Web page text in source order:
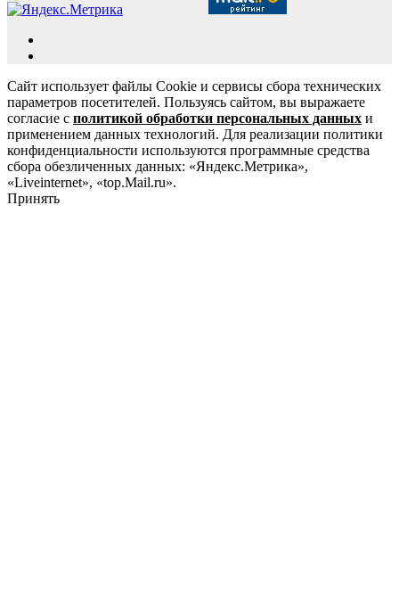
Сайт использует файлы Cookie и сервисы сбора технических
параметров посетителей. Пользуясь сайтом, вы выражаете
согласие с политикой обработки персональных данных и
применением данных технологий. Для реализации политики
конфиденциальности используются программные средства
сбора обезличенных данных: «Яндекс.Метрика»,
«Liveinternet», «top.Mail.ru».
Принять